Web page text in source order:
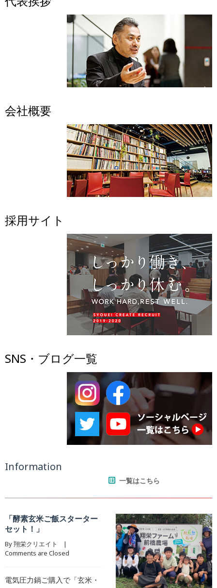
会社概要
採用サイト
SNS・ブログ一覧
Information
一覧はこちら
ターター
By 翔栄クリエイト    |
「玄米・